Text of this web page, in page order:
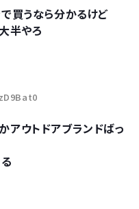
買うなら分かるけど
半やろ
ウトドアブランドばっ